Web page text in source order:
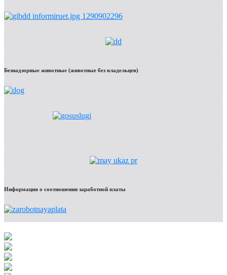
Безнадзорные животные (животные без владельцев)
Информация о соотношении заработной платы